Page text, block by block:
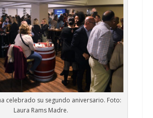
celebrado su segundo aniversario. Foto:
Laura Rams Madre.